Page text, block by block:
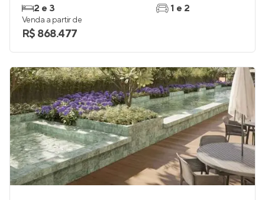
2 e 3
1 e 2
Venda a partir de
R$ 868.477